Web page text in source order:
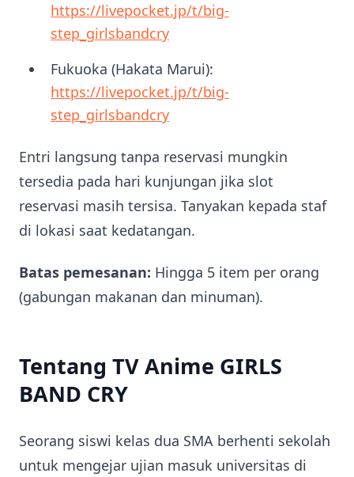
https://livepocket.jp/t/big-
step_girlsbandcry
Fukuoka (Hakata Marui):
https://livepocket.jp/t/big-
step_girlsbandcry
Entri langsung tanpa reservasi mungkin
tersedia pada hari kunjungan jika slot
reservasi masih tersisa. Tanyakan kepada staf
di lokasi saat kedatangan.
Batas pemesanan: Hingga 5 item per orang
(gabungan makanan dan minuman).
Tentang TV Anime GIRLS
BAND CRY
Seorang siswi kelas dua SMA berhenti sekolah
untuk mengejar ujian masuk universitas di